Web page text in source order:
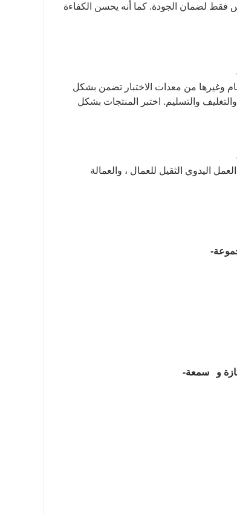
ليس فقط لضمان الجودة. كما أنه يحسن الكفاءة
وغيرها من معدات الاختبار تضمن بشكل
والتسليم. اختبر المنتجات بشكل
اليدوي الثقيل للعمال ، والعمالة
و سمعة-